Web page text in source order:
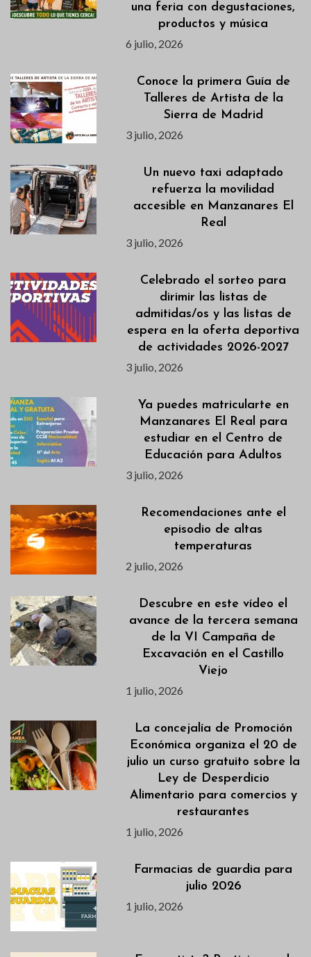
una feria con degustaciones,
productos y música
6 julio, 2026
Conoce la primera Guía de
Talleres de Artista de la
Sierra de Madrid
3 julio, 2026
Un nuevo taxi adaptado
refuerza la movilidad
accesible en Manzanares El
Real
3 julio, 2026
Celebrado el sorteo para
dirimir las listas de
admitidas/os y las listas de
espera en la oferta deportiva
de actividades 2026-2027
3 julio, 2026
Ya puedes matricularte en
Manzanares El Real para
estudiar en el Centro de
Educación para Adultos
3 julio, 2026
Recomendaciones ante el
episodio de altas
temperaturas
2 julio, 2026
Descubre en este vídeo el
avance de la tercera semana
de la VI Campaña de
Excavación en el Castillo
Viejo
1 julio, 2026
La concejalía de Promoción
Económica organiza el 20 de
julio un curso gratuito sobre la
Ley de Desperdicio
Alimentario para comercios y
restaurantes
1 julio, 2026
Farmacias de guardia para
julio 2026
1 julio, 2026